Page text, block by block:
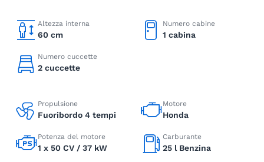
Altezza interna
60 cm
Numero cabine
1 cabina
Numero cuccette
2 cuccette
Propulsione
Fuoribordo 4 tempi
Motore
Honda
Potenza del motore
1 x 50 CV / 37 kW
Carburante
25 l Benzina